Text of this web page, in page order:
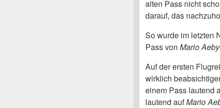
alten Pass nicht
darauf, das
So wurde im letzten
Pass von Mario
Auf der ersten
wirklich
einem Pass lautend
lautend aufMario